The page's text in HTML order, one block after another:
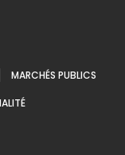
MARCHÉS PUBLICS